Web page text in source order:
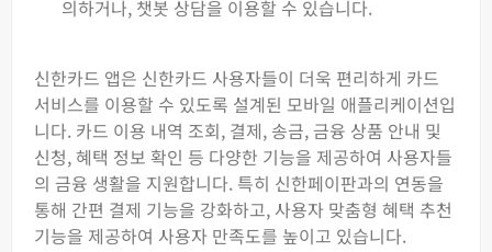
의하거나, 챗봇 상담을 이용할 수 있습니다.
신한카드 앱은 신한카드 사용자들이 더욱 편리하게 카드
서비스를 이용할 수 있도록 설계된 모바일 애플리케이션입
니다. 카드 이용 내역 조회, 결제, 송금, 금융 상품 안내 및
신청, 혜택 정보 확인 등 다양한 기능을 제공하여 사용자들
의 금융 생활을 지원합니다. 특히 신한페이판과의 연동을
통해 간편 결제 기능을 강화하고, 사용자 맞춤형 혜택 추천
기능을 제공하여 사용자 만족도를 높이고 있습니다.